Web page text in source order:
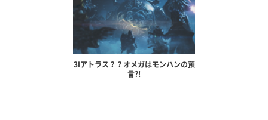
3Iアトラス？？オメガはモンハンの預
言?!